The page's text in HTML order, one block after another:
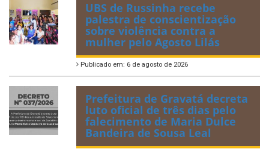
UBS de Russinha recebe
palestra de conscientização
sobre violência contra a
mulher pelo Agosto Lilás
Publicado em: 6 de agosto de 2026
Prefeitura de Gravatá decreta
luto oficial de três dias pelo
falecimento de Maria Dulce
Bandeira de Sousa Leal